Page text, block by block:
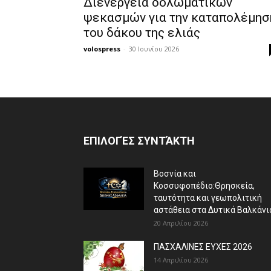
ψεκασμών για την
του δάκου της ελιάς
volospress - 30 Ιουνίου 2026
ΕΠΙΛΟΓΈΣ ΣΥΝΤΆΚΤΗ
Βοσνία και
Κοσσυφοπέδιο:Θρησκεία,
ταυτότητα και γεωπολιτική
αστάθεια στα Δυτικά
20 Απριλίου 2026
ΠΑΣΧΑΛΙΝΕΣ ΕΥΧΕΣ 2026
14 Απριλίου 2026